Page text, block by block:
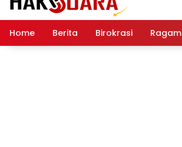
Home Berita Birokrasi Ragam